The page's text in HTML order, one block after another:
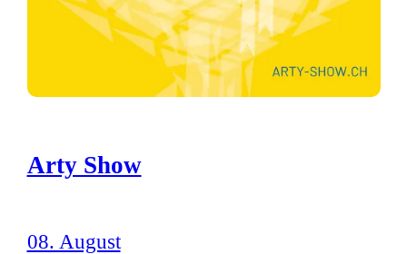
Arty Show
08. August